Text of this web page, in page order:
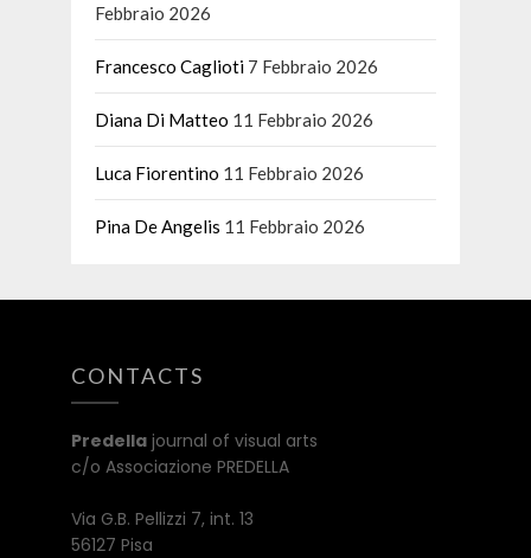
Febbraio 2026
Francesco Caglioti 7 Febbraio 2026
Diana Di Matteo 11 Febbraio 2026
Luca Fiorentino 11 Febbraio 2026
Pina De Angelis 11 Febbraio 2026
CONTACTS
Predella journal of visual arts
c/o Associazione PREDELLA
Via G.B. Pellizzi 7, int. 13
56127 Pisa